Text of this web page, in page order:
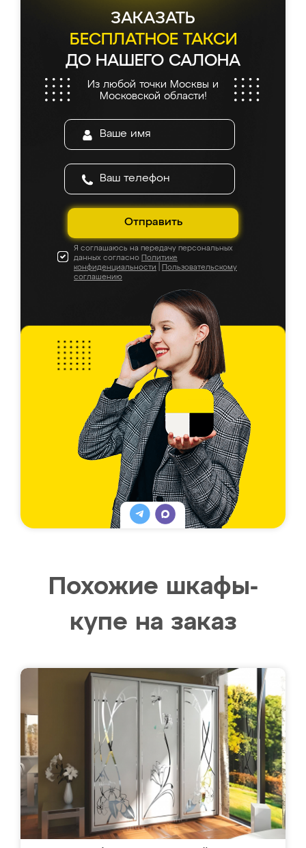
ЗАКАЗАТЬ
БЕСПЛАТНОЕ ТАКСИ
ДО НАШЕГО САЛОНА
Из любой точки Москвы и
Московской области!
Отправить
Я соглашаюсь на передачу персональных
данных согласно Политике
конфиденциальности
Пользовательскому
соглашению
Похожие шкафы-
купе на заказ